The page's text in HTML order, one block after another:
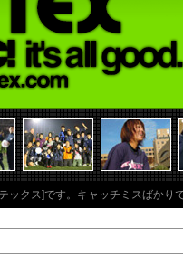
クス]です。キャッチミスばかり